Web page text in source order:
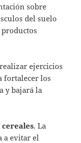
sobre
del suelo
ejercicios
fortalecer los
y bajará la
. La
a evitar el